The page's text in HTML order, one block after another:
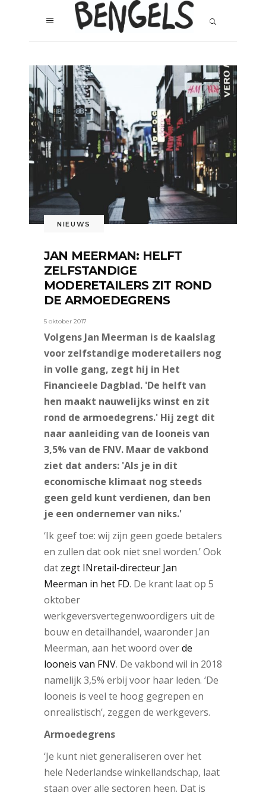
NIEUWS
JAN MEERMAN: HELFT
ZELFSTANDIGE
MODERETAILERS ZIT ROND
DE ARMOEDEGRENS
5 oktober 2017
Volgens Jan Meerman is de kaalslag
voor zelfstandige moderetailers nog
in volle gang, zegt hij in Het
Financieele Dagblad. 'De helft van
hen maakt nauwelijks winst en zit
rond de armoedegrens.' Hij zegt dit
naar aanleiding van de looneis van
3,5% van de FNV. Maar de vakbond
ziet dat anders: 'Als je in dit
economische klimaat nog steeds
geen geld kunt verdienen, dan ben
je een ondernemer van niks.'
‘Ik geef toe: wij zijn geen goede betalers
en zullen dat ook niet snel worden.’ Ook
dat zegt INretail-directeur Jan
Meerman in het FD. De krant laat op 5
oktober
werkgeversvertegenwoordigers uit de
bouw en detailhandel, waaronder Jan
Meerman, aan het woord overde
looneis van FNV. De vakbond wil in 2018
namelijk 3,5% erbij voor haar leden. ‘De
looneis is veel te hoog gegrepen en
onrealistisch’, zeggen de werkgevers.
Armoedegrens
‘Je kunt niet generaliseren over het
hele Nederlandse winkellandschap, laat
staan over alle sectoren heen. Dat is